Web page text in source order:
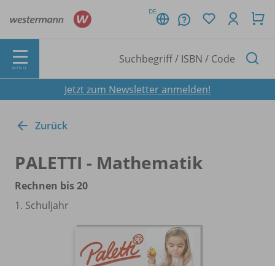
DE
MENÜ
Jetzt zum Newsletter anmelden!
Zurück
PALETTI - Mathematik
Rechnen bis 20
1. Schuljahr